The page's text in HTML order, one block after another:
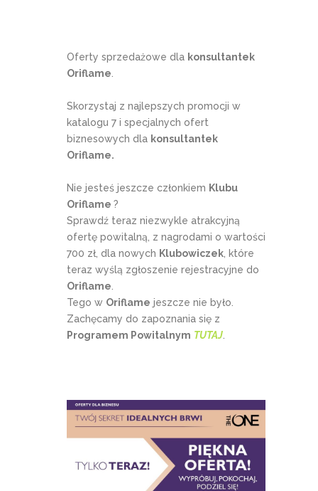
Oferty sprzedażowe dla konsultantek
Oriflame
Skorzystaj z najlepszych promocji w
katalogu 7 i specjalnych ofert
biznesowych dla konsultantek
Oriflame.
Nie jesteś jeszcze członkiem Klubu
Oriflame ?
Sprawdź teraz niezwykle atrakcyjną
ofertę powitalną, z nagrodami o wartości
700 zł, dla nowych Klubowiczek , które
teraz wyślą zgłoszenie rejestracyjne do
Oriflame
Tego w Oriflame jeszcze nie było.
Zachęcamy do zapoznania się z
Programem Powitalnym TUTAJ